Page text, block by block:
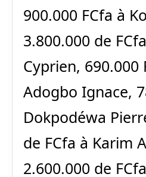
900.000 FCfa à
3.800.000 de
Cyprien, 690.000
Adogbo Ignace,
Dokpodéwa
de FCfa à Karim
2.600.000 de